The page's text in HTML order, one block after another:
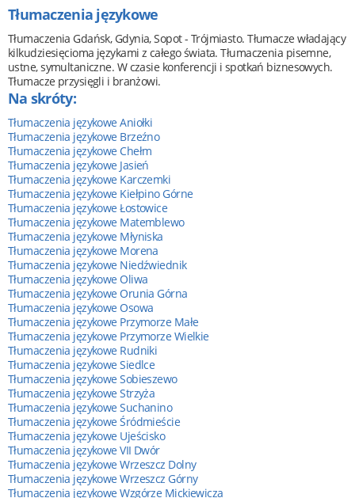
Tłumaczenia językowe
Tłumaczenia Gdańsk, Gdynia, Sopot - Trójmiasto. Tłumacze władający
kilkudziesięcioma językami z całego świata. Tłumaczenia pisemne,
ustne, symultaniczne. W czasie konferencji i spotkań biznesowych.
Tłumacze przysięgli i branżowi.
Na skróty:
Tłumaczenia językowe Aniołki
Tłumaczenia językowe Brzeźno
Tłumaczenia językowe Chełm
Tłumaczenia językowe Jasień
Tłumaczenia językowe Karczemki
Tłumaczenia językowe Kiełpino Górne
Tłumaczenia językowe Łostowice
Tłumaczenia językowe Matemblewo
Tłumaczenia językowe Młyniska
Tłumaczenia językowe Morena
Tłumaczenia językowe Niedźwiednik
Tłumaczenia językowe Oliwa
Tłumaczenia językowe Orunia Górna
Tłumaczenia językowe Osowa
Tłumaczenia językowe Przymorze Małe
Tłumaczenia językowe Przymorze Wielkie
Tłumaczenia językowe Rudniki
Tłumaczenia językowe Siedlce
Tłumaczenia językowe Sobieszewo
Tłumaczenia językowe Strzyża
Tłumaczenia językowe Suchanino
Tłumaczenia językowe Śródmieście
Tłumaczenia językowe Ujeścisko
Tłumaczenia językowe VII Dwór
Tłumaczenia językowe Wrzeszcz Dolny
Tłumaczenia językowe Wrzeszcz Górny
Tłumaczenia językowe Wzgórze Mickiewicza